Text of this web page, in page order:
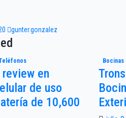
gunter.gonzalez
en
de uso
de 10,600
Bocinas